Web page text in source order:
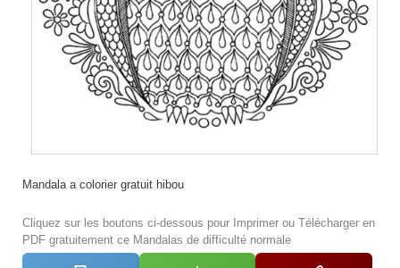
Mandala a colorier gratuit hibou
Cliquez sur les boutons ci-dessous pour Imprimer ou Télécharger en
PDF gratuitement ce Mandalas de difficulté normale